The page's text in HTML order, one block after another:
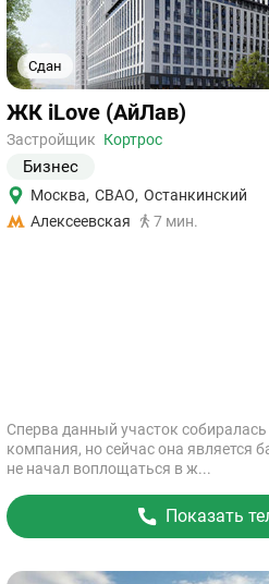
Сдан
Ссылка
на
объект
ЖК iLove (АйЛав)
Застройщик Кортрос
Бизнес
Москва, СВАО, Останкинский
Алексеевская
7 мин.
Сперва данный участок собиралась
компания, но сейчас она является
не начал воплощаться в ж...
Показать